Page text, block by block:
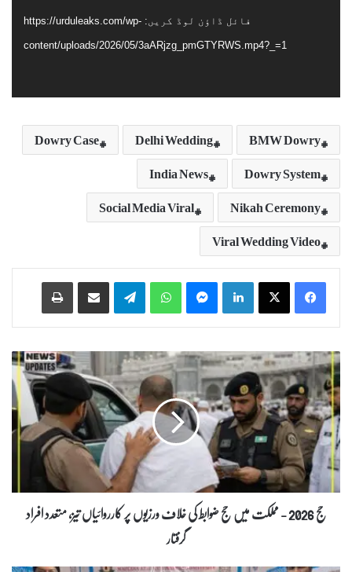
فائل ڈاؤن لوڈ کریں: https://urduleaks.com/wp-
content/uploads/2026/05/3aARjzg_pmGTYRWS.mp4?_=1
BMW Dowry
Delhi Wedding
Dowry Case
Dowry System
India News
Nikah Ceremony
Social Media Viral
Viral Wedding Video
LinkedIn
WhatsApp
Telegram
ح
ج
2
0
2
6
-
م
م
حج 2026 - مملکت میں حج ضوابط کی خلاف ورزیوں پر کارروائیاں تیز، متعدد افراد
گرفتار